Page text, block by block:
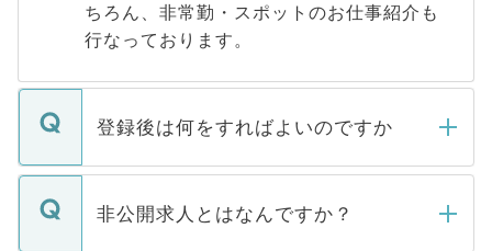
ちろん、非常勤・スポットのお仕事紹介も
行なっております。
登録後は何をすればよいのですか
ご登録いただきましたら、弊社担当者がご
登録内容を確認し、その後メールもしくは
非公開求人とはなんですか？